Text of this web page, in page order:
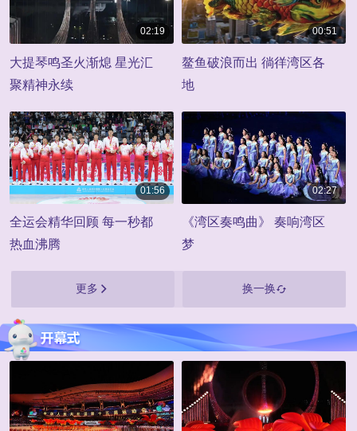
02:19
大提琴鸣圣火渐熄 星光汇
聚精神永续
00:51
鳌鱼破浪而出 徜徉湾区各
地
01:56
全运会精华回顾 每一秒都
热血沸腾
02:27
《湾区奏鸣曲》 奏响湾区
梦
更多 换一换